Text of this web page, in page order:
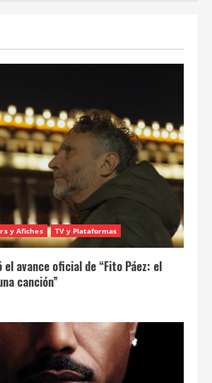
y Afiches TV y Plataformas
avance oficial de “Fito Páez: el
canción”